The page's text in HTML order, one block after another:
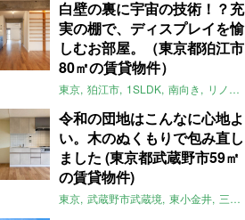
白壁の裏に宇宙の技術！？充
実の棚で、ディスプレイを愉
しむお部屋。（東京都狛江市
80㎡の賃貸物件）
東京 狛江市 1SLDK 南向き リノベ
令和の団地はこんなに心地よ
い。木のぬくもりで包み直し
ました (東京都武蔵野市59㎡
の賃貸物件)
東京 武蔵野市武蔵境 東小金井 三鷹